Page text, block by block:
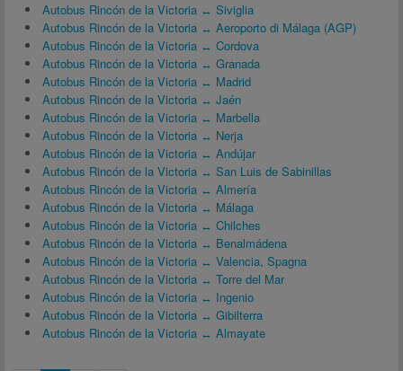
Autobus Rincón de la Victoria ↔ Siviglia
Autobus Rincón de la Victoria ↔ Aeroporto di Málaga (AGP)
Autobus Rincón de la Victoria ↔ Cordova
Autobus Rincón de la Victoria ↔ Granada
Autobus Rincón de la Victoria ↔ Madrid
Autobus Rincón de la Victoria ↔ Jaén
Autobus Rincón de la Victoria ↔ Marbella
Autobus Rincón de la Victoria ↔ Nerja
Autobus Rincón de la Victoria ↔ Andújar
Autobus Rincón de la Victoria ↔ San Luis de Sabinillas
Autobus Rincón de la Victoria ↔ Almería
Autobus Rincón de la Victoria ↔ Málaga
Autobus Rincón de la Victoria ↔ Chilches
Autobus Rincón de la Victoria ↔ Benalmádena
Autobus Rincón de la Victoria ↔ Valencia, Spagna
Autobus Rincón de la Victoria ↔ Torre del Mar
Autobus Rincón de la Victoria ↔ Ingenio
Autobus Rincón de la Victoria ↔ Gibilterra
Autobus Rincón de la Victoria ↔ Almayate